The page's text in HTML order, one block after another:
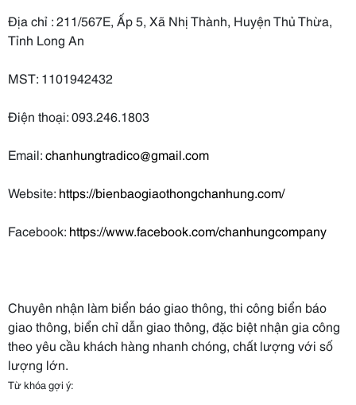
Địa chỉ : 211/567E, Ấp 5, Xã Nhị Thành, Huyện Thủ Thừa,
Tỉnh Long An
MST: 1101942432
Điện thoại: 093.246.1803
Email:chanhungtradico@gmail.com
Website: https://bienbaogiaothongchanhung.com/
Facebook: https://www.facebook.com/chanhungcompany
Chuyên nhận làm biển báo giao thông, thi công biển báo
giao thông, biển chỉ dẫn giao thông, đặc biệt nhận gia công
theo yêu cầu khách hàng nhanh chóng, chất lượng với số
lượng lớn.
Từ khóa gợi ý: